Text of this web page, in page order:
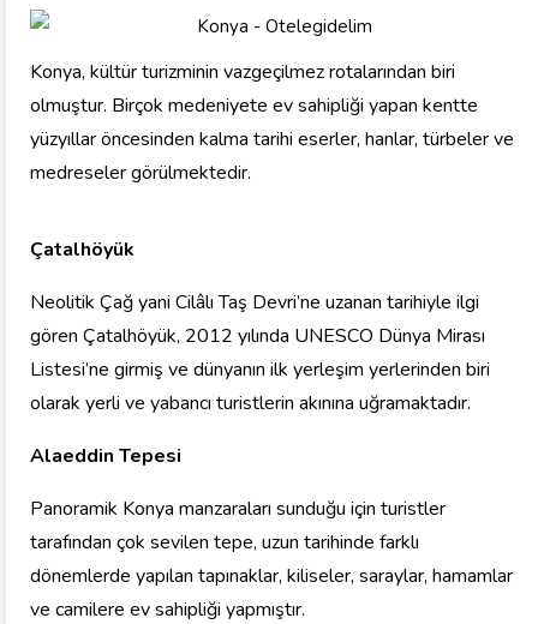
Konya, kültür turizminin vazgeçilmez rotalarından biri
olmuştur. Birçok medeniyete ev sahipliği yapan kentte
yüzyıllar öncesinden kalma tarihi eserler, hanlar, türbeler ve
medreseler görülmektedir.
Çatalhöyük
Neolitik Çağ yani Cilâlı Taş Devri’ne uzanan tarihiyle ilgi
gören Çatalhöyük, 2012 yılında UNESCO Dünya Mirası
Listesi’ne girmiş ve dünyanın ilk yerleşim yerlerinden biri
olarak yerli ve yabancı turistlerin akınına uğramaktadır.
Alaeddin Tepesi
Panoramik Konya manzaraları sunduğu için turistler
tarafından çok sevilen tepe, uzun tarihinde farklı
dönemlerde yapılan tapınaklar, kiliseler, saraylar, hamamlar
ve camilere ev sahipliği yapmıştır.